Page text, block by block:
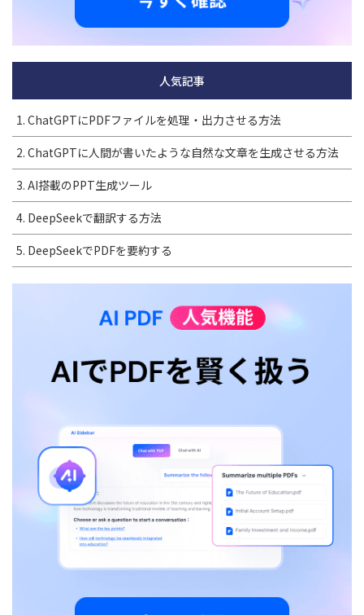
人気記事
1. ChatGPTにPDFファイルを処理・出力させる方法
2. ChatGPTに人間が書いたような自然な文章を生成させる方法
3. AI搭載のPPT生成ツール
4. DeepSeekで翻訳する方法
5. DeepSeekでPDFを要約する